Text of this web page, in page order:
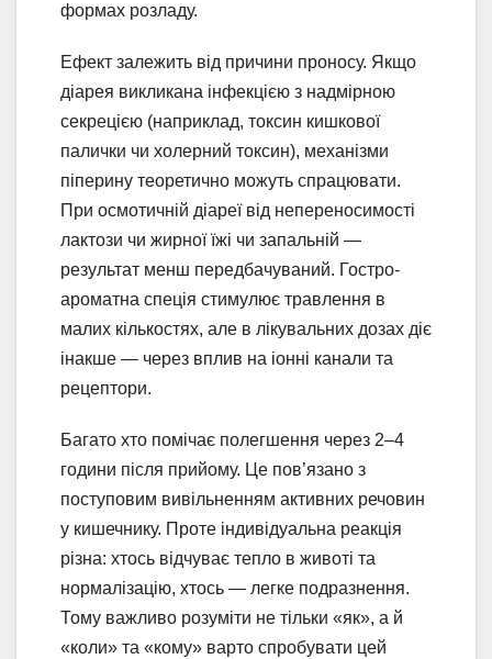
формах розладу.
Ефект залежить від причини проносу. Якщо
діарея викликана інфекцією з надмірною
секрецією (наприклад, токсин кишкової
палички чи холерний токсин), механізми
піперину теоретично можуть спрацювати.
При осмотичній діареї від непереносимості
лактози чи жирної їжі чи запальній —
результат менш передбачуваний. Гостро-
ароматна спеція стимулює травлення в
малих кількостях, але в лікувальних дозах діє
інакше — через вплив на іонні канали та
рецептори.
Багато хто помічає полегшення через 2–4
години після прийому. Це пов’язано з
поступовим вивільненням активних речовин
у кишечнику. Проте індивідуальна реакція
різна: хтось відчуває тепло в животі та
нормалізацію, хтось — легке подразнення.
Тому важливо розуміти не тільки «як», а й
«коли» та «кому» варто спробувати цей